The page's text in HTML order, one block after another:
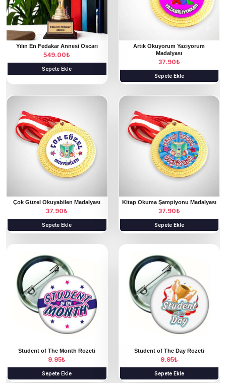
Yılın En Fedakar Annesi Oscarı
549.00₺
Sepete Ekle
Artık Okuyorum Yazıyorum
Madalyası
37.90₺
Sepete Ekle
Çok Güzel Okuyabilen Madalyası
37.90₺
Sepete Ekle
Kitap Okuma Şampiyonu Madalyası
37.90₺
Sepete Ekle
Student of The Month Rozeti
9.95₺
Sepete Ekle
Student of The Day Rozeti
9.95₺
Sepete Ekle